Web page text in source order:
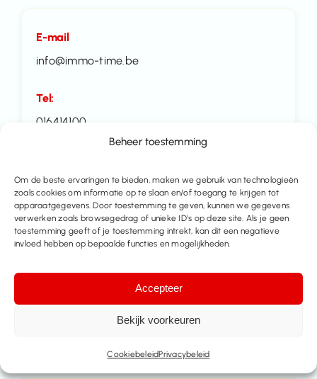
Beheer toestemming
Om de beste ervaringen te bieden, maken we gebruik van technologieën
zoals cookies om informatie op te slaan en/of toegang te krijgen tot
apparaatgegevens. Door toestemming te geven, kunnen we gegevens
verwerken zoals browsegedrag of unieke ID's op deze site. Als je geen
toestemming geeft of je toestemming intrekt, kan dit een negatieve
invloed hebben op bepaalde functies en mogelijkheden.
Accepteer
Bekijk voorkeuren
CookiebeleidPrivacybeleid
E-mail
info@immo-time.be
Tel:
016414100
Contacteer ons
Deel dit pand